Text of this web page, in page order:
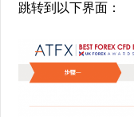
跳转到以下界面：